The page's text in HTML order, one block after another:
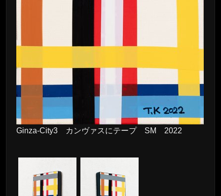
Ginza-City3 カンヴァスにテープ SM 2022